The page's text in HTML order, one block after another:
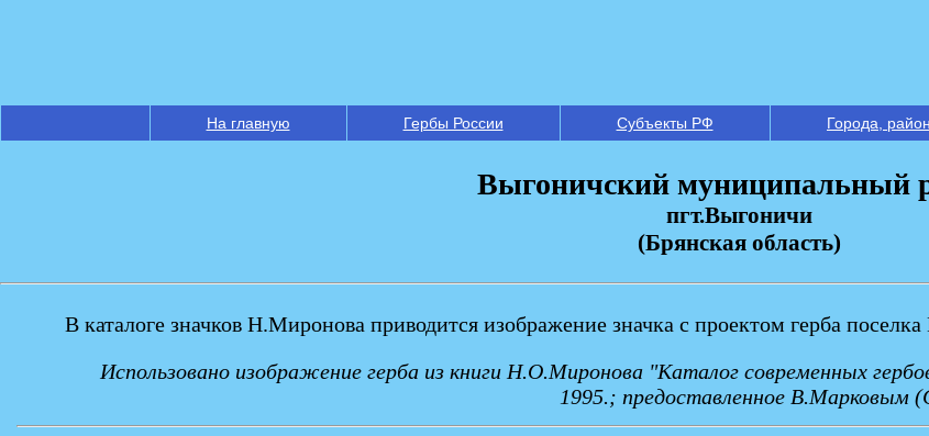
На главную Гербы России Субъекты РФ Города,
Выгоничский муниципальный
пгт.Выгоничи
(Брянская область)
В каталоге значков Н.Миронова приводится изображение значка с проектом герба
Использовано изображение герба из книги Н.О.Миронова "Каталог современных
1995.; предоставленное В.Марковым